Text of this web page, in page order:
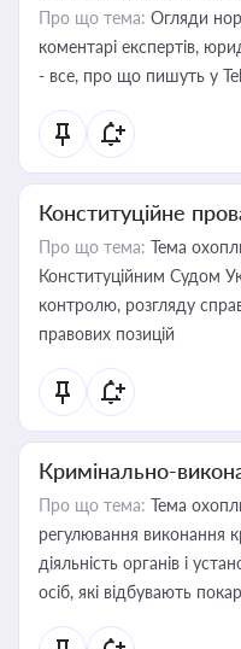
Про що тема: Огляди
коментарі експертів,
- все, про що пишуть у
Конституційне
Про що тема: Тема
Конституційним Судом
контролю, розгляду
правових позицій
Кримінально-
Про що тема: Тема
регулювання виконання
діяльність органів і
осіб, які відбувають